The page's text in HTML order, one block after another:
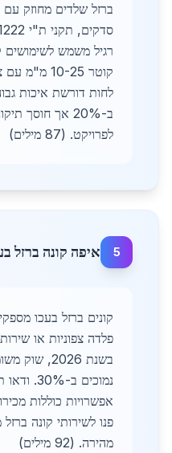
ברזל שלדים מחוזק עם
רגיל משמש
קוטר 10-25
לחות דורשת איכות
ב-20% אך חוסך
לפרויקט. (87 מילים)
5 איפה קונה ברזל בעכו
קונים ברזל בעכו
פלדה צפוניות או
בשנת 2026,
נמוכים
אפשרויות כוללות
פנו לשירותי קונה
מהירה. (92 מילים)